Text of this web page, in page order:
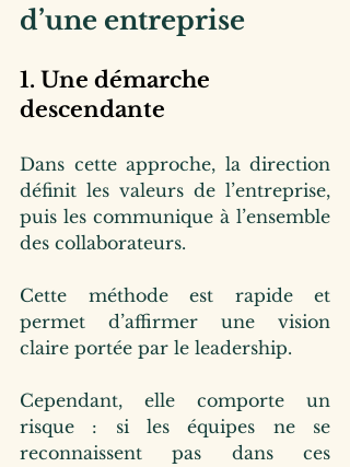
d’une entreprise
1. Une démarche
descendante
Dans cette approche, la direction
définit les valeurs de l’entreprise,
puis les communique à l’ensemble
des collaborateurs.
Cette méthode est rapide et
permet d’affirmer une vision
claire portée par le leadership.
Cependant, elle comporte un
risque : si les équipes ne se
reconnaissent pas dans ces